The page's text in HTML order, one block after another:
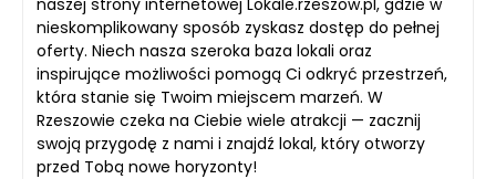
naszej strony internetowej Lokale.rzeszow.pl, gdzie w
nieskomplikowany sposób zyskasz dostęp do pełnej
oferty. Niech nasza szeroka baza lokali oraz
inspirujące możliwości pomogą Ci odkryć przestrzeń,
która stanie się Twoim miejscem marzeń. W
Rzeszowie czeka na Ciebie wiele atrakcji — zacznij
swoją przygodę z nami i znajdź lokal, który otworzy
przed Tobą nowe horyzonty!